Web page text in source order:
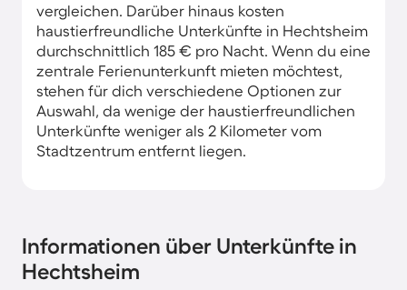
vergleichen. Darüber hinaus kosten
haustierfreundliche Unterkünfte in Hechtsheim
durchschnittlich 185 € pro Nacht. Wenn du eine
zentrale Ferienunterkunft mieten möchtest,
stehen für dich verschiedene Optionen zur
Auswahl, da wenige der haustierfreundlichen
Unterkünfte weniger als 2 Kilometer vom
Stadtzentrum entfernt liegen.
Informationen über Unterkünfte in
Hechtsheim